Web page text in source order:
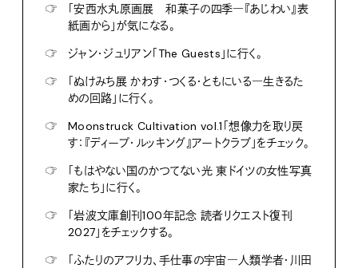
☞
「安西水丸原画展 和菓子の四季―『あじわい』表
紙画から」が気になる。
☞
ジャン・ジュリアン「The Guests」に行く。
☞
「ぬけみち展 かわす・つくる・ともにいる―生きるた
めの回路」に行く。
☞
Moonstruck Cultivation vol.1「想像力を取り戻
す：『ディープ・ルッキング』アートクラブ」をチェック。
☞
「もはやない国のかつてない光 東ドイツの女性写真
家たち」に行く。
☞
「岩波文庫創刊100年記念 読者リクエスト復刊
2027」をチェックする。
☞
「ふたりのアフリカ、手仕事の宇宙―人類学者・川田